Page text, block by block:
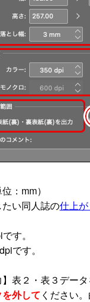
：mm）
たい同人誌の仕上
す。
です。
】表２・表３デー
外して ください